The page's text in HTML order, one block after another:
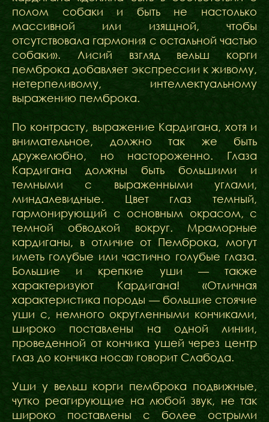
полом собаки и быть не настолько
массивной или изящной, чтобы
отсутствовала гармония с остальной частью
собаки». Лисий взгляд вельш корги
пемброка добавляет экспрессии к живому,
нетерпеливому, интеллектуальному
выражению пемброка.
По контрасту, выражение Кардигана, хотя и
внимательное, должно так же быть
дружелюбно, но настороженно. Глаза
Кардигана должны быть большими и
темными с выраженными углами,
миндалевидные. Цвет глаз темный,
гармонирующий с основным окрасом, с
темной обводкой вокруг. Мраморные
кардиганы, в отличие от Пемброка, могут
иметь голубые или частично голубые глаза.
Большие и крепкие уши — также
характеризуют Кардигана! «Отличная
характеристика породы — большие стоячие
уши с, немного округленными кончиками,
широко поставлены на одной линии,
проведенной от кончика ушей через центр
глаз до кончика носа» говорит Слабода.
Уши у вельш корги пемброка подвижные,
чутко реагирующие на любой звук, не так
широко поставлены с более острыми